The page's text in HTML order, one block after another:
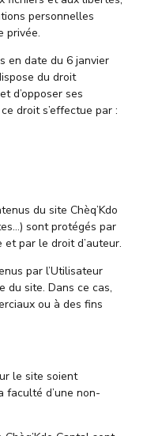
personnelles
privée.
en date du 6 janvier
du droit
d’opposer ses
droit s’effectue par :
du site Chèq’Kdo
sont protégés par
par le droit d’auteur.
par l’Utilisateur
du site. Dans ce cas,
ou à des fins
le site soient
faculté d’une non-